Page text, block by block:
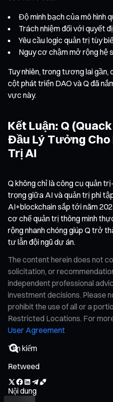
Độ minh bạch của mô hình
Trách nhiệm đối với quyết
Yêu cầu logic quản trị tùy
Nguy cơ chậm mở rộng hệ
Tuy nhiên, trong tương lai
cột phát triển DAO và Q đã
vực này.
Kết Luận: Q
Đầu Lý Tưởng Cho
Trị AI
Q không chỉ là công cụ quản
trọng giữa AI và quản trị phi
AI+blockchain sắp tới năm
cơ chế quản trị thông minh
rộng nhanh chóng giúp Q trở
tư lẫn đội ngũ dự án.
The content herein does not
solicitation, or
independent professional
investment decisions. Please
prohibit the use of all or a
Restricted Locations. For
User Agreement
Retweed
Nội dung